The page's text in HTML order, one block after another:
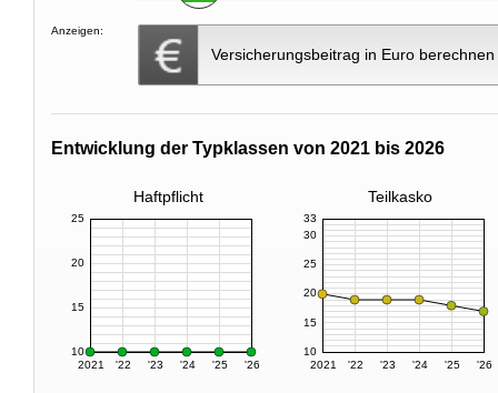
Anzeigen:
Versicherungsbeitrag in Euro berechnen
Entwicklung der Typklassen von 2021 bis 2026
Haftpflicht Teilkasko
2021 '22 '23 '24 '25 '26
10
15
20
25
2021 '22 '23 '24 '25 '26
10
15
20
25
30
33